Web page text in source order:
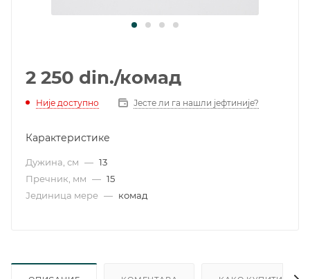
2 250 din./комад
Није доступно Јесте ли га нашли јефтиније?
Карактеристике
Дужина, см — 13
Пречник, мм — 15
Јединица мере — комад